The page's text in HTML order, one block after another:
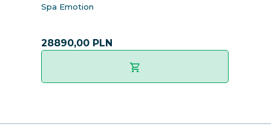
Spa Emotion
28890,00 PLN